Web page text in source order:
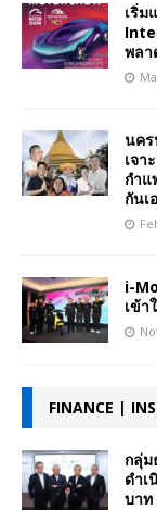
เริ่
พลา
นคร
เจา
กำแ
กันเ
i-
เข้า
FINANCE |
กลุ่ม
ดำเ
บาท